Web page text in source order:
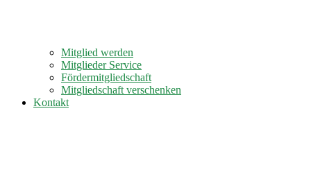
Mitglied werden
Mitglieder Service
Fördermitgliedschaft
Mitgliedschaft verschenken
Kontakt